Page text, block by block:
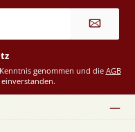
genommen und die AGB